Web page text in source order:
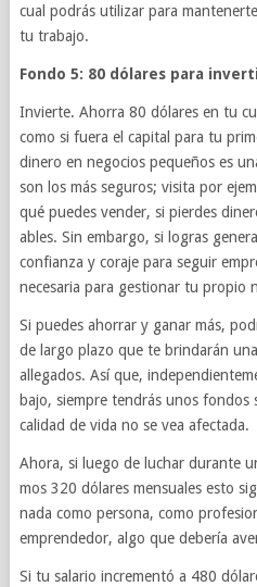
cual podrás uti­lizar para
tu trabajo.
Fondo 5: 80 dólares para
Invierte. Ahorra 80 dólares en tu
como si fuera el cap­i­tal para tu
dinero en nego­cios pequeños es
son los más seguros; visita por
qué puedes vender, si pierdes
ables. Sin embargo, si logras
con­fi­anza y coraje para seguir
nece­saria para ges­tionar tu pro­pio
Si puedes ahor­rar y ganar más,
de largo plazo que te brindarán
alle­ga­dos. Así que,
bajo, siem­pre ten­drás unos fon­dos
cal­i­dad de vida no se vea afectada.
Ahora, si luego de luchar durante
mos 320 dólares men­su­ales esto
nada como per­sona, como
emprende­dor, algo que debería
Si tu salario incre­mentó a 480